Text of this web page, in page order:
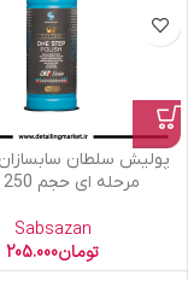
مرحله ای حجم 250 میلی
Sabsazan
تومان205.000